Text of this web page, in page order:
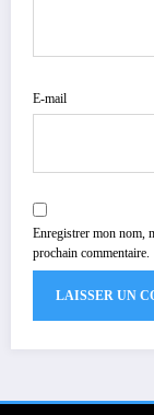
E-mail
Enregistrer mon nom,
prochain commentaire.